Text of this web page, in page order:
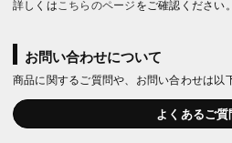
詳しくは こちらのページをご確認ください。
お問い合わせについて
商品に関するご質問や、お問い合わせは以
よくあるご